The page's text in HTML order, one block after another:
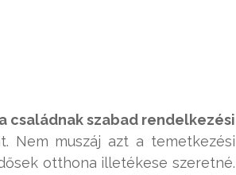
szabad rendelkezési
Nem muszáj azt a temetkezési
otthona illetékese szeretné.